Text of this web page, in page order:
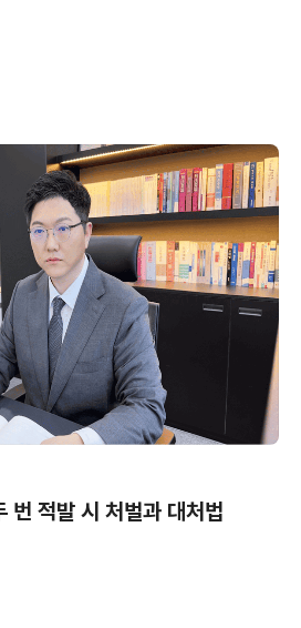
번 적발 시 처벌과 대처법